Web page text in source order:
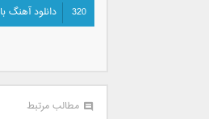
320
دانلود آهنگ با
مطالب مرتبط